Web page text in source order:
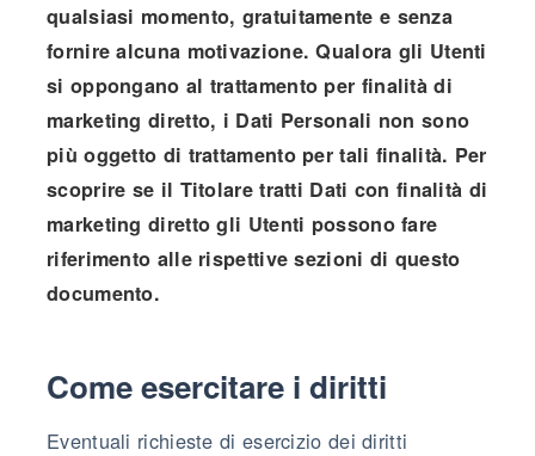
qualsiasi momento, gratuitamente e senza
fornire alcuna motivazione. Qualora gli Utenti
si oppongano al trattamento per finalità di
marketing diretto, i Dati Personali non sono
più oggetto di trattamento per tali finalità. Per
scoprire se il Titolare tratti Dati con finalità di
marketing diretto gli Utenti possono fare
riferimento alle rispettive sezioni di questo
documento.
Come esercitare i diritti
Eventuali richieste di esercizio dei diritti